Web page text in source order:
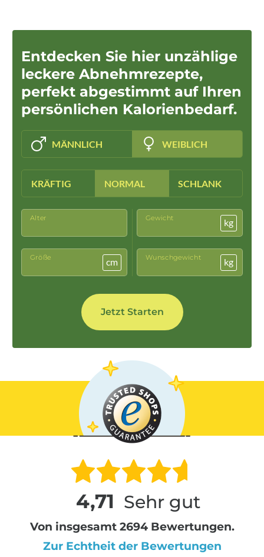
Entdecken Sie hier unzählige
leckere Abnehmrezepte,
perfekt abgestimmt auf Ihren
persönlichen Kalorienbedarf.
MÄNNLICH WEIBLICH
KRÄFTIG NORMAL SCHLANK
Alter
Größe cm
Gewicht kg
Wunschgewicht kg
4,71 Sehr gut
Von insgesamt 2694 Bewertungen.
Zur Echtheit der Bewertungen